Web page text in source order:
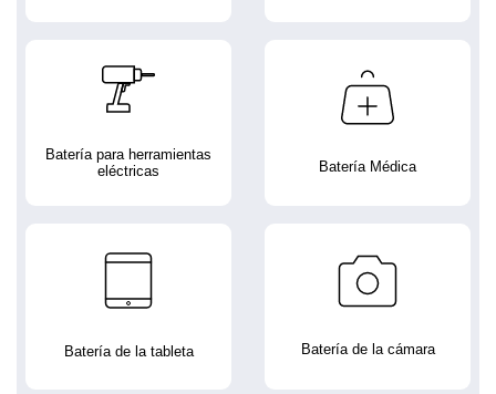
Batería para herramientas
eléctricas
Batería Médica
Batería de la tableta Batería de la cámara